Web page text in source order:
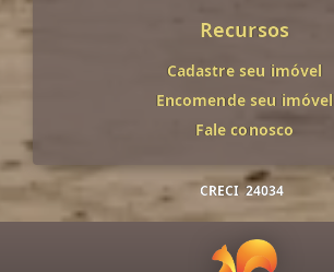
Recursos
Cadastre seu imóvel
Encomende seu imóvel
Fale conosco
CRECI 24034